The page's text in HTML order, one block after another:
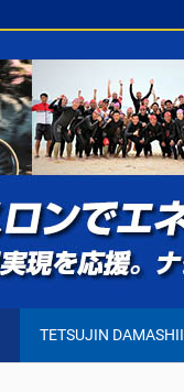
TETSUJIN DAMASHII